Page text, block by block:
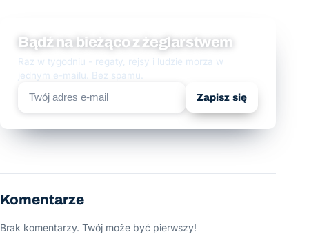
Bądź na bieżąco z żeglarstwem
Raz w tygodniu - regaty, rejsy i ludzie morza w
jednym e-mailu. Bez spamu.
Zapisz się
Komentarze
Brak komentarzy. Twój może być pierwszy!